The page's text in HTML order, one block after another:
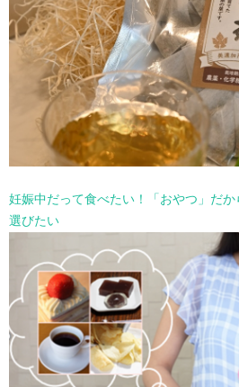
妊娠中だって食べたい！「おやつ」だ
選びたい